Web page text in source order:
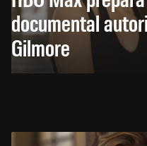
documental
Gilmore